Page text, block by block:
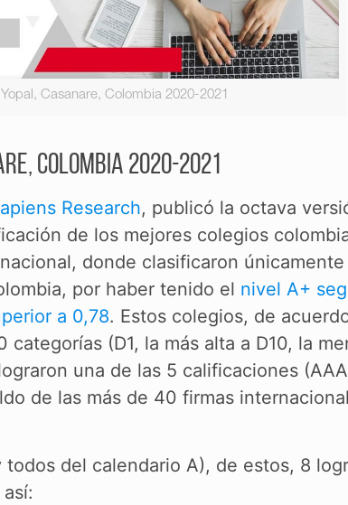
Casanare, Colombia 2020-2021
Colombia 2020-2021
Research, publicó la octava
de los mejores colegios
donde clasificaron únicamente
por haber tenido el nivel A+
a 0,78. Estos colegios, de
(D1, la más alta a D10, la
una de las 5 calificaciones
de las más de 40 firmas
del calendario A), de estos, 8